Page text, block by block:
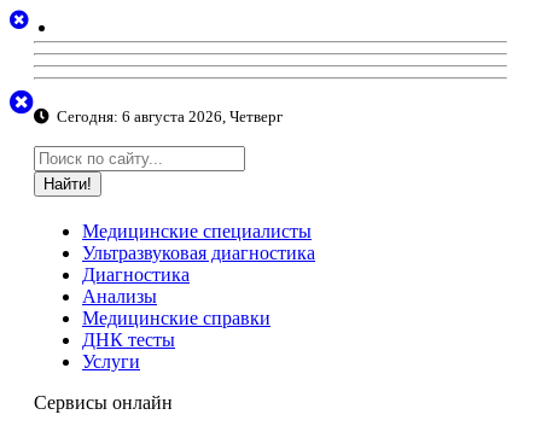
Сегодня: 6 августа 2026, Четверг
Найти!
Медицинские специалисты
Ультразвуковая диагностика
Диагностика
Анализы
Медицинские справки
ДНК тесты
Услуги
Сервисы онлайн